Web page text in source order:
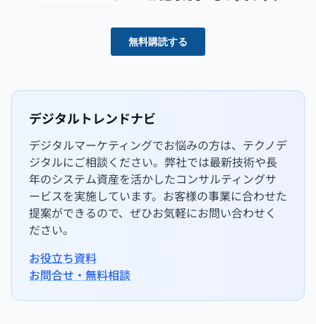
デジタルトレンドナビ
デジタルマーケティングでお悩みの方は、テクノデ
ジタルにご相談ください。弊社では最新技術や長
年のシステム資産を活かしたコンサルティングサ
ービスを実施しています。お客様の事業に合わせた
提案ができるので、ぜひお気軽にお問い合わせく
ださい。
お役立ち資料
お問合せ・無料相談